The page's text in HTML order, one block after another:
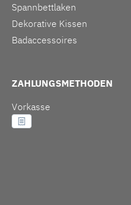
Spannbettlaken
Dekorative Kissen
Badaccessoires
ZAHLUNGSMETHODEN
Vorkasse